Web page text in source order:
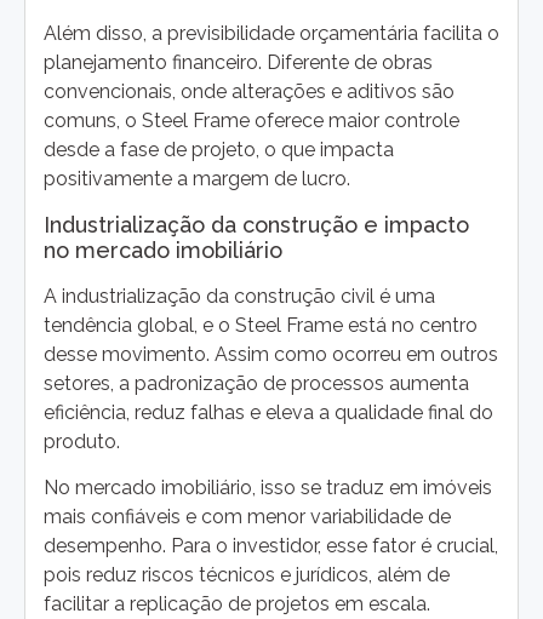
Além disso, a previsibilidade orçamentária facilita o
planejamento financeiro. Diferente de obras
convencionais, onde alterações e aditivos são
comuns, o Steel Frame oferece maior controle
desde a fase de projeto, o que impacta
positivamente a margem de lucro.
Industrialização da construção e impacto
no mercado imobiliário
A industrialização da construção civil é uma
tendência global, e o Steel Frame está no centro
desse movimento. Assim como ocorreu em outros
setores, a padronização de processos aumenta
eficiência, reduz falhas e eleva a qualidade final do
produto.
No mercado imobiliário, isso se traduz em imóveis
mais confiáveis e com menor variabilidade de
desempenho. Para o investidor, esse fator é crucial,
pois reduz riscos técnicos e jurídicos, além de
facilitar a replicação de projetos em escala.